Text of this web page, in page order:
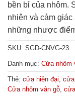
bền bỉ của nhôm.
nhiên và cảm
những nhược
SKU: SGD-CNVG-23
Danh mục: Cửa nhôm
Thẻ: cửa hiện đại, cửa
Cửa nhôm vân gỗ,